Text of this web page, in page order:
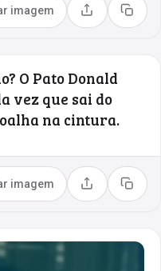
imagem Compartilhar
Copiar
O Pato Donald
vez que sai do
na cintura.
imagem Compartilhar
Copiar